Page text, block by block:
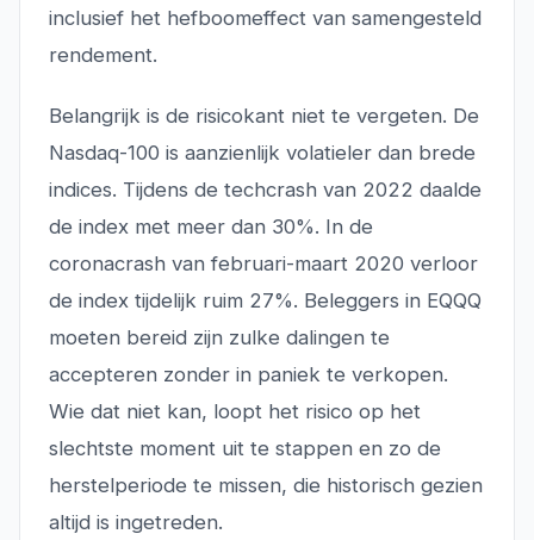
inclusief het hefboomeffect van samengesteld
rendement.
Belangrijk is de risicokant niet te vergeten. De
Nasdaq-100 is aanzienlijk volatieler dan brede
indices. Tijdens de techcrash van 2022 daalde
de index met meer dan 30%. In de
coronacrash van februari-maart 2020 verloor
de index tijdelijk ruim 27%. Beleggers in EQQQ
moeten bereid zijn zulke dalingen te
accepteren zonder in paniek te verkopen.
Wie dat niet kan, loopt het risico op het
slechtste moment uit te stappen en zo de
herstelperiode te missen, die historisch gezien
altijd is ingetreden.